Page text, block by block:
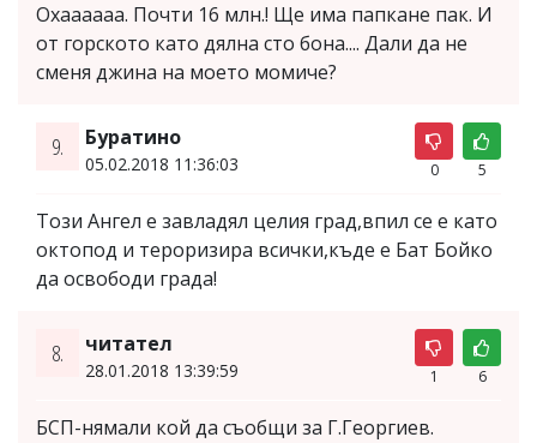
Охаааааа. Почти 16 млн.! Ще има папкане пак. И
от горското като дялна сто бона.... Дали да не
сменя джина на моето момиче?
9. Буратино
05.02.2018 11:36:03 0 5
Този Ангел е завладял целия град,впил се е като
октопод и тероризира всички,къде е Бат Бойко
да освободи града!
8. читател
28.01.2018 13:39:59 1 6
БСП-нямали кой да съобщи за Г.Георгиев.